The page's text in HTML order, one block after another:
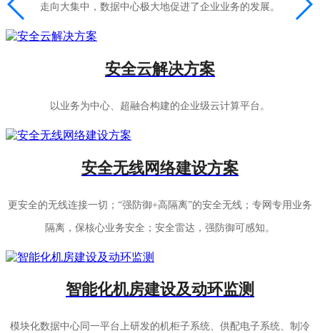
走向大集中，数据中心极大地促进了企业业务的发展。
安全云解决方案
以业务为中心、超融合构建的企业级云计算平台。
安全无线网络建设方案
更安全的无线连接一切；“强防御+高隔离”的安全无线；专网专用业务
隔离，保核心业务安全；安全雷达，强防御可感知。
智能化机房建设及动环监测
模块化数据中心同一平台上研发的机柜子系统、供配电子系统、制冷